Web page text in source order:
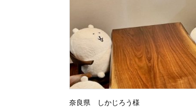
奈良県 しかじろう様